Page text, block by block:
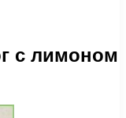
с лимоном